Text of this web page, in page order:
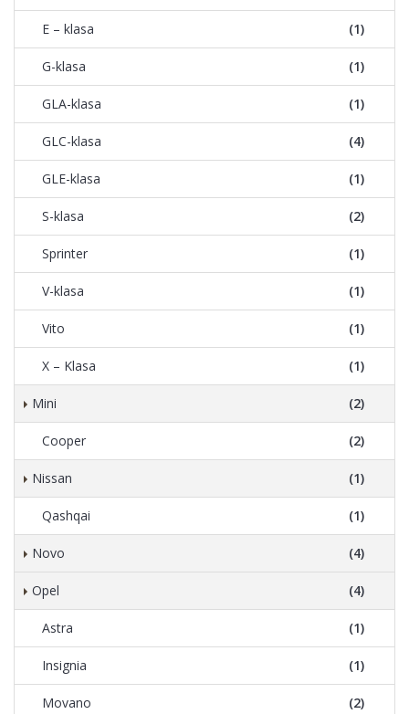
E – klasa (1)
G-klasa (1)
GLA-klasa (1)
GLC-klasa (4)
GLE-klasa (1)
S-klasa (2)
Sprinter (1)
V-klasa (1)
Vito (1)
X – Klasa (1)
Mini (2)
Cooper (2)
Nissan (1)
Qashqai (1)
Novo (4)
Opel (4)
Astra (1)
Insignia (1)
Movano (2)